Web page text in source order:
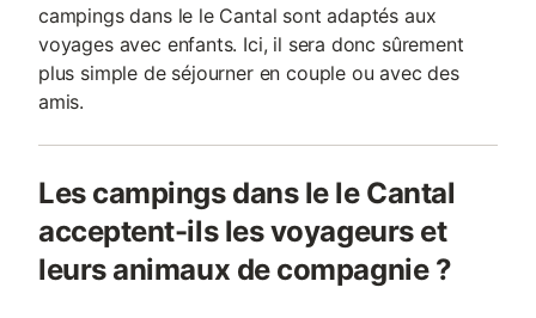
campings dans le le Cantal sont adaptés aux
voyages avec enfants. Ici, il sera donc sûrement
plus simple de séjourner en couple ou avec des
amis.
Les campings dans le le Cantal
acceptent-ils les voyageurs et
leurs animaux de compagnie ?